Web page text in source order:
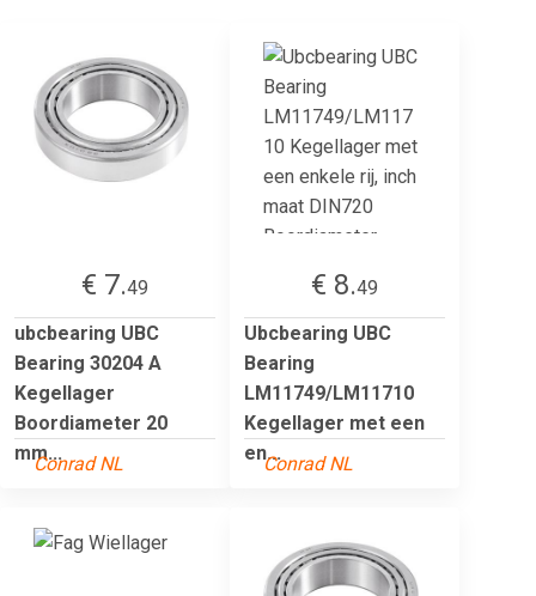
€ 7.49
ubcbearing UBC
Bearing 30204 A
Kegellager
Boordiameter 20
mm...
Conrad NL
€ 8.49
Ubcbearing UBC
Bearing
LM11749/LM11710
Kegellager met een
en...Conrad NL